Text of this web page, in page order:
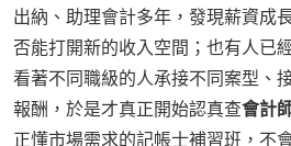
出納、助理會計多年，發現薪資成
否能打開新的收入空間；也有人已
看著不同職級的人承接不同案型、
報酬，於是才真正開始認真查會計
正懂市場需求的記帳士補習班，不